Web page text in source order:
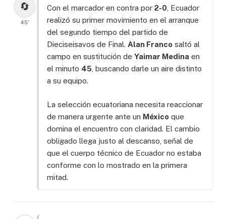
🔄
45'
Con el marcador en contra por 2-0 , Ecuador
realizó su primer movimiento en el arranque
del segundo tiempo del partido de
Dieciseisavos de Final. Alan Franco saltó al
campo en sustitución de Yaimar Medina en
el minuto 45 , buscando darle un aire distinto
a su equipo.
La selección ecuatoriana necesita reaccionar
de manera urgente ante un México que
domina el encuentro con claridad. El cambio
obligado llega justo al descanso, señal de
que el cuerpo técnico de Ecuador no estaba
conforme con lo mostrado en la primera
mitad.